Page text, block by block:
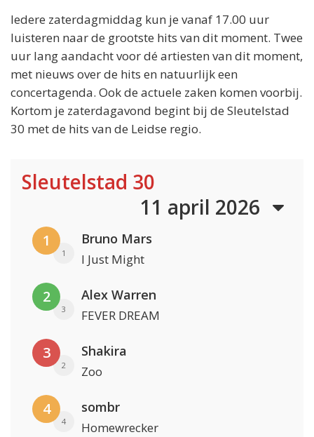
Iedere zaterdagmiddag kun je vanaf 17.00 uur
luisteren naar de grootste hits van dit moment. Twee
uur lang aandacht voor dé artiesten van dit moment,
met nieuws over de hits en natuurlijk een
concertagenda. Ook de actuele zaken komen voorbij.
Kortom je zaterdagavond begint bij de Sleutelstad
30 met de hits van de Leidse regio.
Sleutelstad 30
11 april 2026
1
1
Bruno Mars
I Just Might
2
3
Alex Warren
FEVER DREAM
3
2
Shakira
Zoo
4
4
sombr
Homewrecker